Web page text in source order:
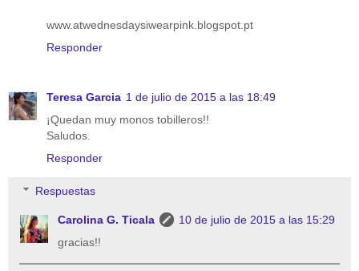
www.atwednesdaysiwearpink.blogspot.pt
Responder
Teresa Garcia 1 de julio de 2015 a las 18:49
¡Quedan muy monos tobilleros!!
Saludos.
Responder
Respuestas
Carolina G. Ticala
10 de julio de 2015 a las 15:29
gracias!!